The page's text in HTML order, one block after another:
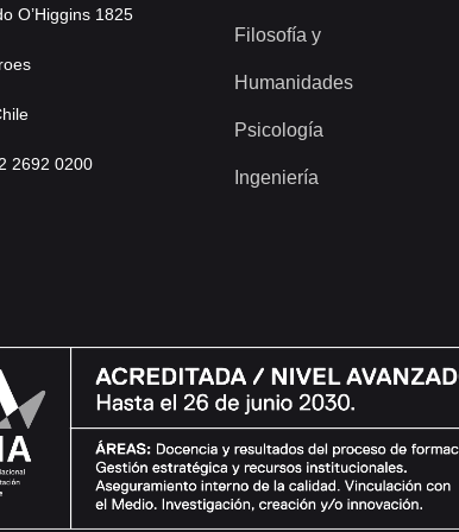
O’Higgins 1825
2692 0200
Filosofía y
Humanidades
Psicología
Ingeniería